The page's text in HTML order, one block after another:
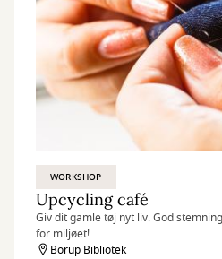
WORKSHOP
Upcycling café
Giv dit gamle tøj nyt liv. God
for miljøet!
Borup Bibliotek